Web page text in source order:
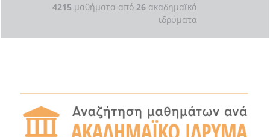
4215 μαθήματα από 26 ακαδημαϊκά
ιδρύματα